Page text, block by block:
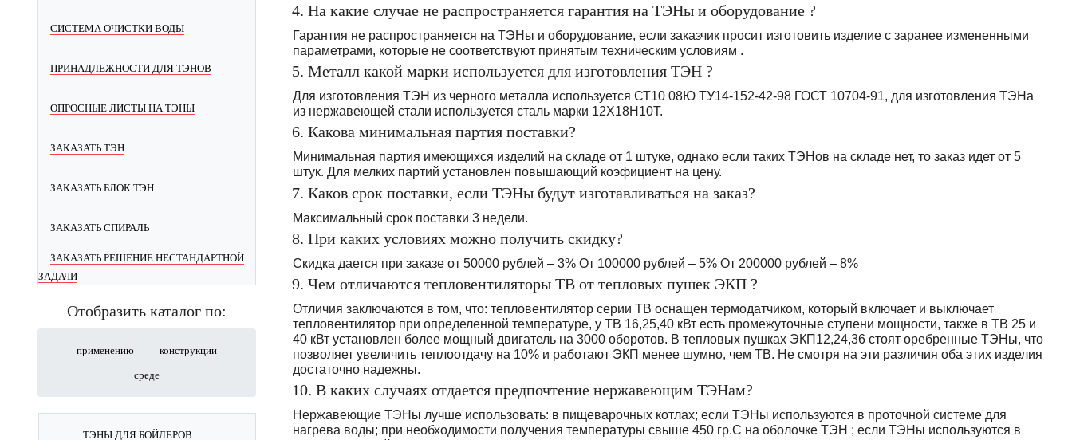
СИСТЕМА ОЧИСТКИ ВОДЫ
ПРИНАДЛЕЖНОСТИ ДЛЯ ТЭНОВ
ОПРОСНЫЕ ЛИСТЫ НА ТЭНЫ
ЗАКАЗАТЬ ТЭН
ЗАКАЗАТЬ БЛОК ТЭН
ЗАКАЗАТЬ СПИРАЛЬ
ЗАКАЗАТЬ РЕШЕНИЕ НЕСТАНДАРТНОЙ
ЗАДАЧИ
Отобразить каталог по:
применению конструкции
среде
ТЭНЫ ДЛЯ БОЙЛЕРОВ
4. На какие случае не распространяется гарантия на ТЭНы и оборудование ?
Гарантия не распространяется на ТЭНы и оборудование, если заказчик просит изготовить изделие с заранее измененными
параметрами, которые не соответствуют принятым техническим условиям .
5. Металл какой марки используется для изготовления ТЭН ?
Для изготовления ТЭН из черного металла используется СТ10 08Ю ТУ14-152-42-98 ГОСТ 10704-91, для изготовления ТЭНа
из нержавеющей стали используется сталь марки 12Х18Н10Т.
6. Какова минимальная партия поставки?
Минимальная партия имеющихся изделий на складе от 1 штуке, однако если таких ТЭНов на складе нет, то заказ идет от 5
штук. Для мелких партий установлен повышающий коэфициент на цену.
7. Каков срок поставки, если ТЭНы будут изготавливаться на заказ?
Максимальный срок поставки 3 недели.
8. При каких условиях можно получить скидку?
Скидка дается при заказе от 50000 рублей – 3% От 100000 рублей – 5% От 200000 рублей – 8%
9. Чем отличаются тепловентиляторы ТВ от тепловых пушек ЭКП ?
Отличия заключаются в том, что: тепловентилятор серии ТВ оснащен термодатчиком, который включает и выключает
тепловентилятор при определенной температуре, у ТВ 16,25,40 кВт есть промежуточные ступени мощности, также в ТВ 25 и
40 кВт установлен более мощный двигатель на 3000 оборотов. В тепловых пушках ЭКП12,24,36 стоят оребренные ТЭНы, что
позволяет увеличить теплоотдачу на 10% и работают ЭКП менее шумно, чем ТВ. Не смотря на эти различия оба этих изделия
достаточно надежны.
10. В каких случаях отдается предпочтение нержавеющим ТЭНам?
Нержавеющие ТЭНы лучше использовать: в пищеварочных котлах; если ТЭНы используются в проточной системе для
нагрева воды; при необходимости получения температуры свыше 450 гр.С на оболочке ТЭН ; если ТЭНы используются в